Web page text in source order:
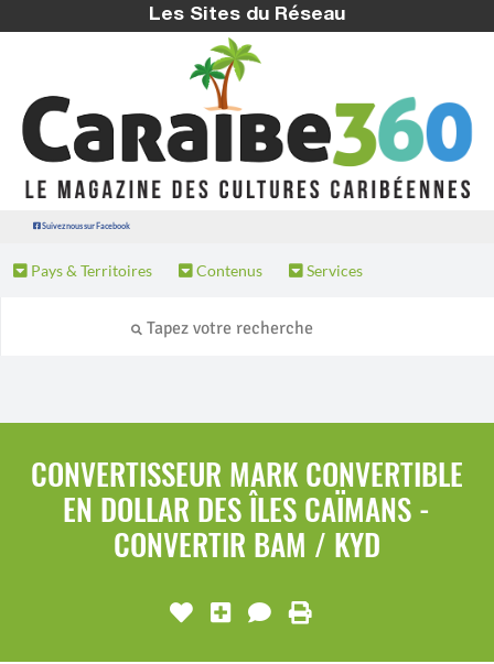
Les Sites du Réseau
Suivez nous sur Facebook
Pays & Territoires Contenus Services
CONVERTISSEUR MARK CONVERTIBLE
EN DOLLAR DES ÎLES CAÏMANS -
CONVERTIR BAM / KYD